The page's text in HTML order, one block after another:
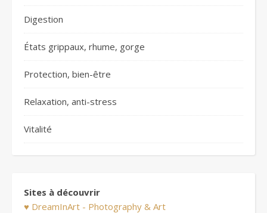
Digestion
États grippaux, rhume, gorge
Protection, bien-être
Relaxation, anti-stress
Vitalité
Sites à découvrir
♥ DreamInArt - Photography & Art